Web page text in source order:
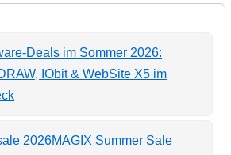
Deals im Sommer 2026:
IObit & WebSite X5 im
MAGIX Summer Sale